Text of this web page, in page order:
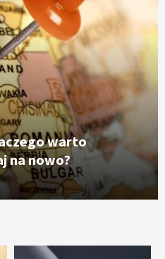
warto
na nowo?
precyzyjnej